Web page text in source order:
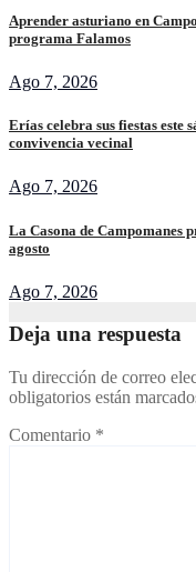
Aprender asturiano en
programa Falamos
Ago 7, 2026
Erías celebra sus fiestas este
convivencia vecinal
Ago 7, 2026
La Casona de Campomanes
agosto
Ago 7, 2026
Deja una respuesta
Tu dirección de correo
obligatorios están
Comentario *